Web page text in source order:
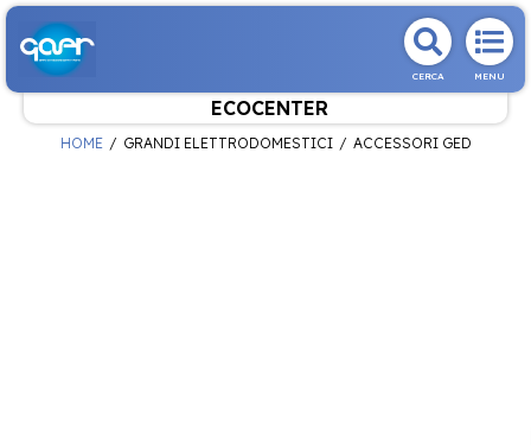
CERCA MENU
ECOCENTER
HOME GRANDI ELETTRODOMESTICI ACCESSORI GED